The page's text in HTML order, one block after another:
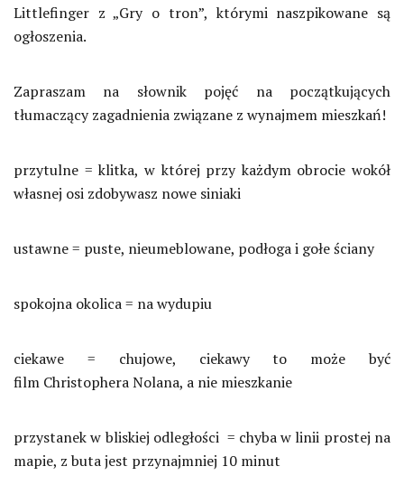
Littlefinger z „Gry o tron”, którymi naszpikowane są
ogłoszenia.
Zapraszam na słownik pojęć na początkujących
tłumaczący zagadnienia związane z wynajmem mieszkań!
przytulne = klitka, w której przy każdym obrocie wokół
własnej osi zdobywasz nowe siniaki
ustawne = puste, nieumeblowane, podłoga i gołe ściany
spokojna okolica = na wydupiu
ciekawe = chujowe, ciekawy to może być
film Christophera Nolana, a nie mieszkanie
przystanek w bliskiej odległości = chyba w linii prostej na
mapie, z buta jest przynajmniej 10 minut